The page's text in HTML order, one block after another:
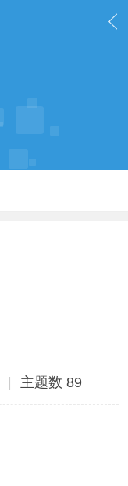
| 主题数 89